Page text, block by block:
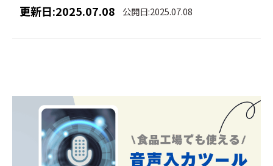
更新日:2025.07.08 公開日:2025.07.08